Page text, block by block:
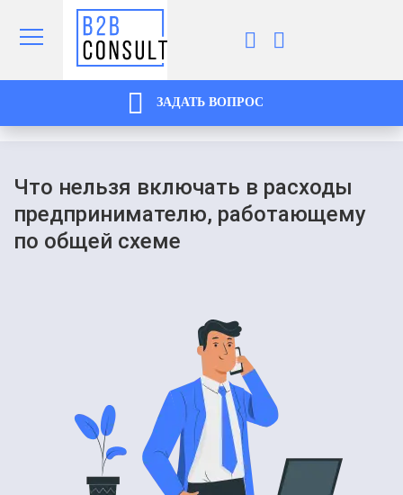
ЗАДАТЬ ВОПРОС
Что нельзя включать в расходы
предпринимателю, работающему
по общей схеме